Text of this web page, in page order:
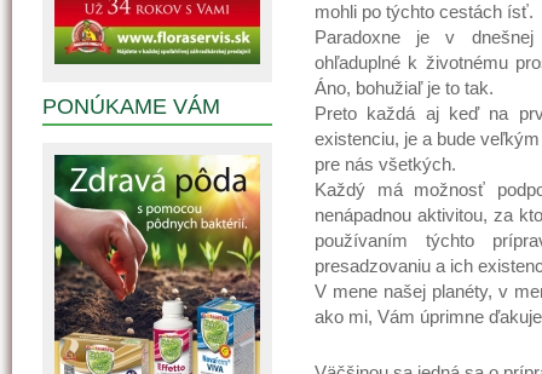
mohli po týchto cestách ísť.
Paradoxne je v
ohľaduplné k životnému
Áno, bohužiaľ je to tak.
Preto každá aj keď na
existenciu, je a bude
pre nás všetkých.
Každý má možnosť
nenápadnou aktivitou, za
používaním týchto
presadzovaniu a ich
V mene našej planéty, v
ako mi, Vám úprimne
PONÚKAME VÁM